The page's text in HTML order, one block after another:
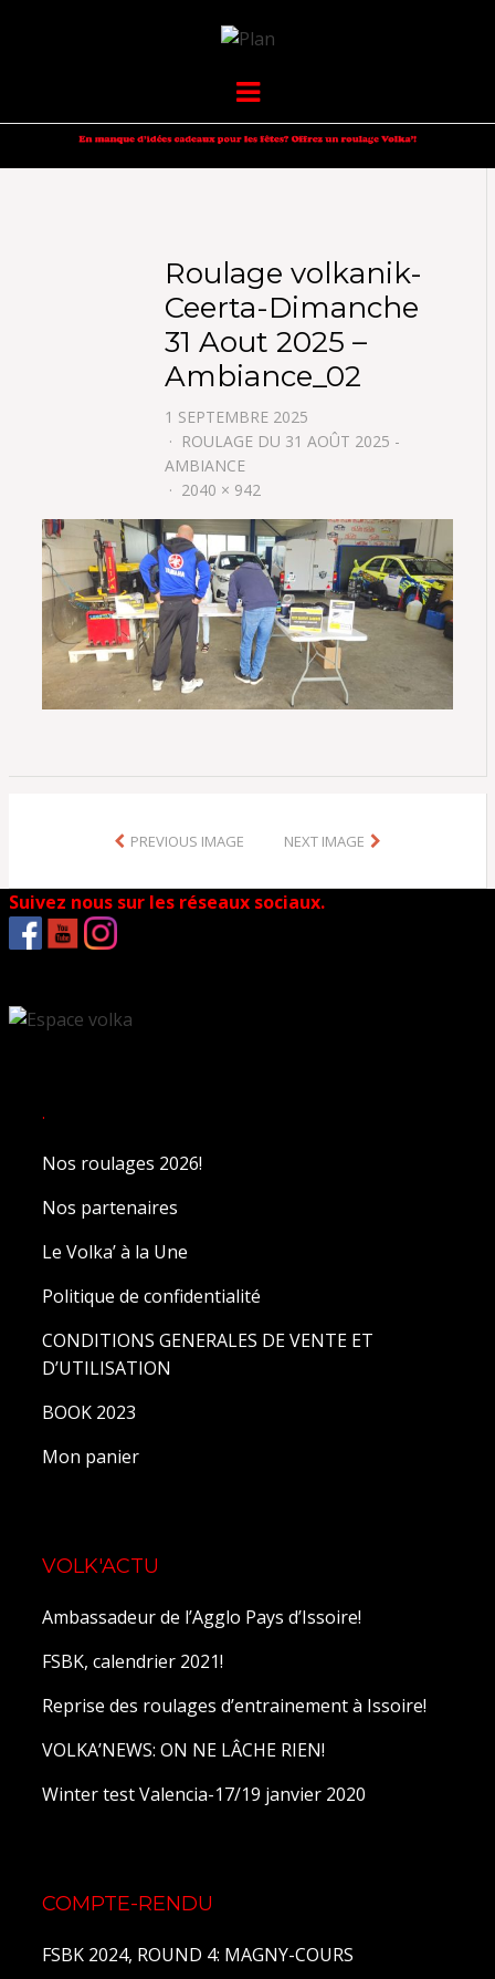
VOLKANIK-
ENDURANCE
Menu
Roulage volkanik-
Ceerta-Dimanche
31 Aout 2025 –
Ambiance_02
1 SEPTEMBRE 2025
ROULAGE DU 31 AOÛT 2025 -
AMBIANCE
2040 × 942
PREVIOUS IMAGE NEXT IMAGE
Suivez nous sur les réseaux sociaux.
.
Nos roulages 2026!
Nos partenaires
Le Volka’ à la Une
Politique de confidentialité
CONDITIONS GENERALES DE VENTE ET
D’UTILISATION
BOOK 2023
Mon panier
VOLK'ACTU
Ambassadeur de l’Agglo Pays d’Issoire!
FSBK, calendrier 2021!
Reprise des roulages d’entrainement à Issoire!
VOLKA’NEWS: ON NE LÂCHE RIEN!
Winter test Valencia-17/19 janvier 2020
COMPTE-RENDU
FSBK 2024, ROUND 4: MAGNY-COURS